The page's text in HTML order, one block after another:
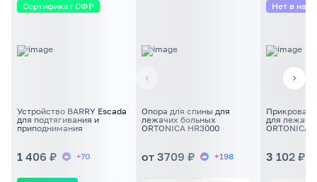
Сертификат СФР
Устройство BARRY Escada
для подтягивания и
приподнимания
1 406 ₽ +70
Опора для спины для
лежачих больных
ORTONICA HR3000
от 3709 ₽ +198
Нет в
для
ORTONICA
3 102 ₽